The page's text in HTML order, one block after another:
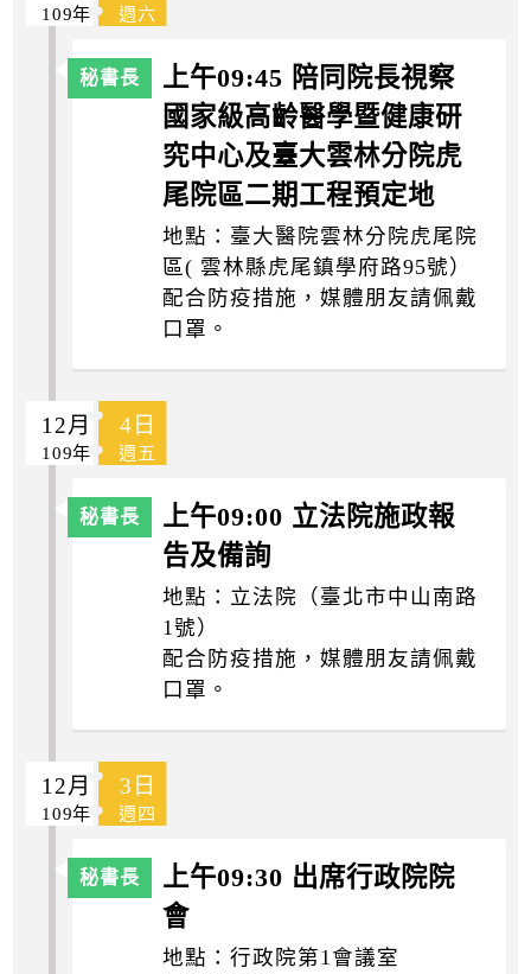
109年 週六
上午09:45 陪同院長視察
國家級高齡醫學暨健康研
究中心及臺大雲林分院虎
尾院區二期工程預定地
地點：臺大醫院雲林分院虎尾院
區( 雲林縣虎尾鎮學府路95號）
配合防疫措施，媒體朋友請佩戴
口罩。
12月 4日
109年 週五
上午09:00 立法院施政報
告及備詢
地點：立法院（臺北市中山南路
1號）
配合防疫措施，媒體朋友請佩戴
口罩。
12月 3日
109年 週四
上午09:30 出席行政院院
會
地點：行政院第1會議室